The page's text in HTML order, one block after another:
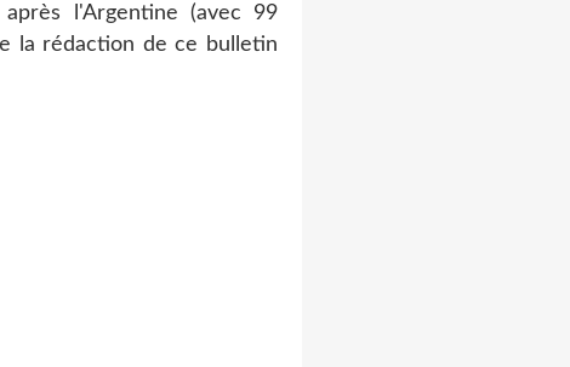
l'Argentine (avec 99
la rédaction de ce bulletin